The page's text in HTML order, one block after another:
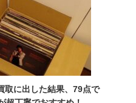
取に出した結果、79点で